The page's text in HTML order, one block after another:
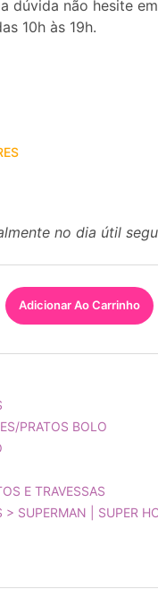
dúvida não hesite
10h às 19h.
no dia útil
Adicionar Ao Carrinho
PRATOS BOLO
E TRAVESSAS
> SUPERMAN | SUPER